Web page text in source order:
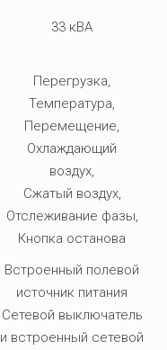
33 кВА
Перегрузка,
Температура,
Перемещение,
Охлаждающий
воздух,
Сжатый воздух,
Отслеживание фазы,
Кнопка останова
Встроенный полевой
источник питания
Сетевой выключатель
и встроенный сетевой